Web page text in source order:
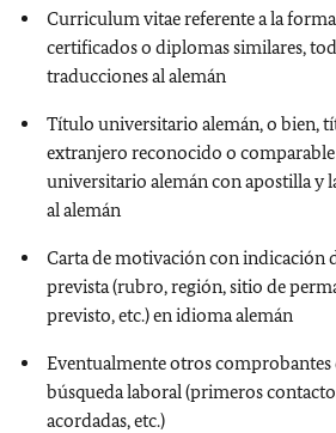
Curriculum vitae referente a la
certificados o diplomas similares,
traducciones al alemán
Título universitario alemán, o bien,
extranjero reconocido o
universitario alemán con apostilla y
al alemán
Carta de motivación con indicación
prevista (rubro, región, sitio de
previsto, etc.) en idioma alemán
Eventualmente otros comprobantes
búsqueda laboral (primeros
acordadas, etc.)